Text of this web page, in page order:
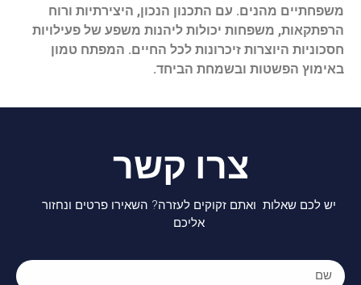
משפחתיים מהנים. עם התכנון הנכון, היצירתיות ורוח
הרפתקאות, משפחות יכולות ליהנות משפע של פעילויות
חסכוניות היוצרות זיכרונות לכל החיים. המפתח טמון
באימוץ הפשטות ובשמחת הביחד.
צרו קשר
יש לכם שאלות ואתם זקוקים לעזרה? השאירו פרטים ונחזור
אליכם